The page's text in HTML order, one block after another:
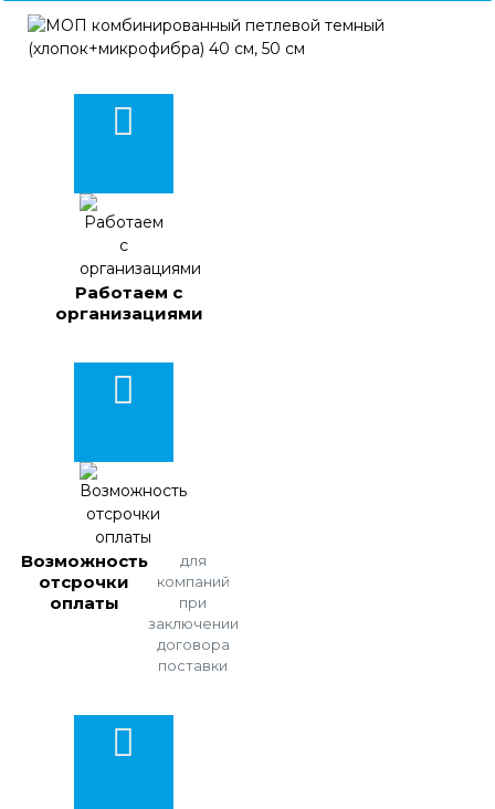
Работаем с
организациями
Возможность
отсрочки
оплаты
для
компаний
при
заключении
договора
поставки